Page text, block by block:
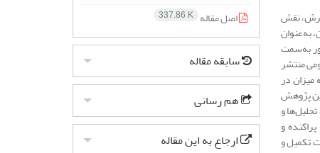
نقش
به‌عنوان
به‌سمت
منتشر
در
پژوهش
و
و
تکمیل و
اصل مقاله
337.86 K
سابقه مقاله
هم رسانی
ارجاع به این مقاله